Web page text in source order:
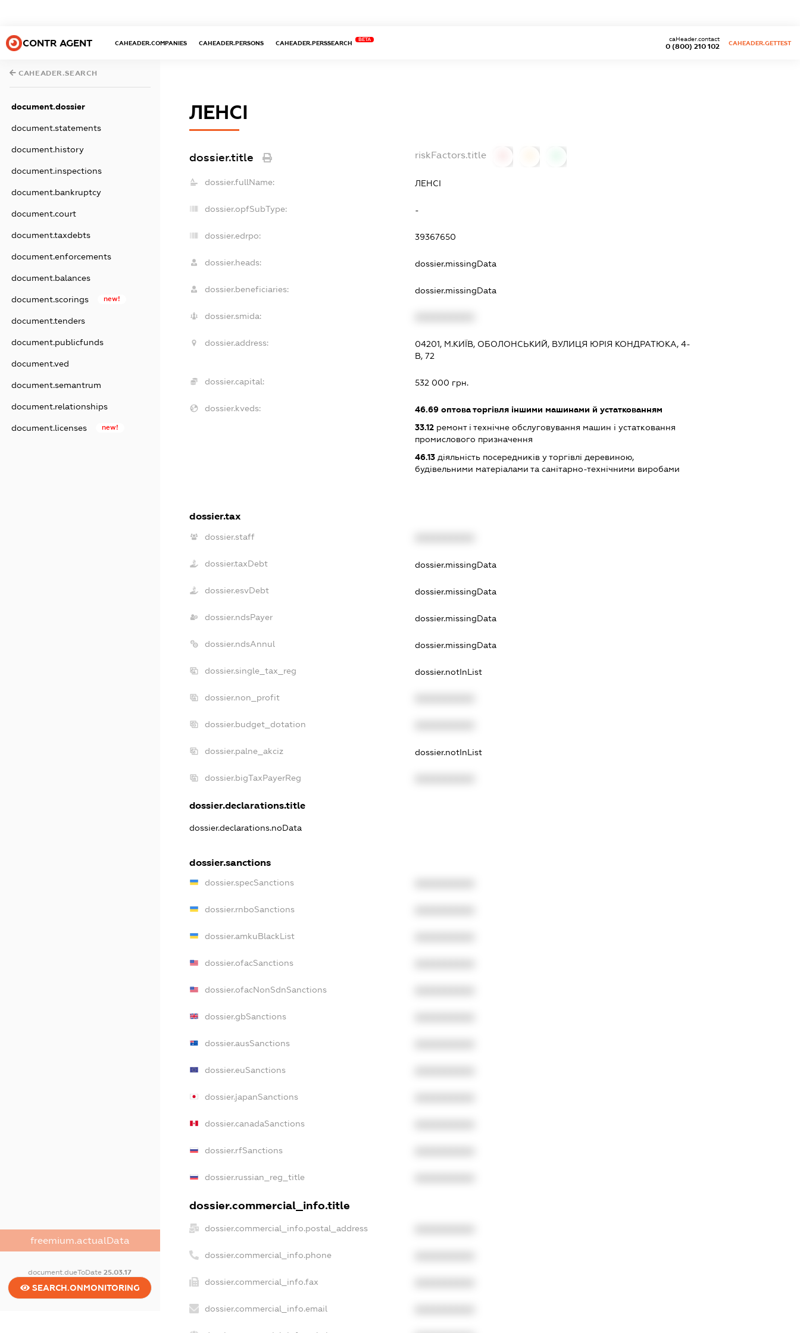
CONTR AGENT CAHEADER.COMPANIES CAHEADER.PERSONS CAHEADER.PERSSEARCH
BETA
0 (800) 210 102
caHeader.contact
CAHEADER.GETTEST
CAHEADER.SEARCH
document.dossier
document.statements
document.history
document.inspections
document.bankruptcy
document.court
document.taxdebts
document.enforcements
document.balances
document.scorings new!
document.tenders
document.publicfunds
document.ved
document.semantrum
document.relationships
document.licenses new!
freemium.actualData
document.dueToDate25.03.17
SEARCH.ONMONITORING
ЛЕНСІ
dossier.title riskFactors.title
dossier.fullName: ЛЕНСІ
dossier.opfSubType: -
dossier.edrpo: 39367650
dossier.heads: dossier.missingData
dossier.beneficiaries: dossier.missingData
dossier.smida:
dossier.address:
04201, М.КИЇВ, ОБОЛОНСЬКИЙ, ВУЛИЦЯ ЮРІЯ КОНДРАТЮКА, 4-
В, 72
dossier.capital: 532 000 грн.
dossier.kveds: 46.69 оптова торгівля іншими машинами й устаткованням
33.12 ремонт і технічне обслуговування машин і устатковання
промислового призначення
46.13 діяльність посередників у торгівлі деревиною,
будівельними матеріалами та санітарно-технічними виробами
dossier.tax
dossier.staff
dossier.taxDebt dossier.missingData
dossier.esvDebt dossier.missingData
dossier.ndsPayer dossier.missingData
dossier.ndsAnnul dossier.missingData
dossier.single_tax_reg dossier.notInList
dossier.non_profit
dossier.budget_dotation
dossier.palne_akciz dossier.notInList
dossier.bigTaxPayerReg
dossier.declarations.title
dossier.declarations.noData
dossier.sanctions
dossier.specSanctions
dossier.rnboSanctions
dossier.amkuBlackList
dossier.ofacSanctions
dossier.ofacNonSdnSanctions
dossier.gbSanctions
dossier.ausSanctions
dossier.euSanctions
dossier.japanSanctions
dossier.canadaSanctions
dossier.rfSanctions
dossier.russian_reg_title
dossier.commercial_info.title
dossier.commercial_info.postal_address
dossier.commercial_info.phone
dossier.commercial_info.fax
dossier.commercial_info.email